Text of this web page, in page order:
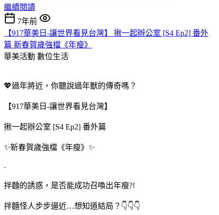
繼續閱讀
7年前
【917華美日-讓世界看見台灣】 揪一起辦公室 [S4 Ep2] 番外
篇 新春賀歲強檔《年瘦》
華美活動 數位生活
💖過年將近，你聽說過年獸的傳奇嗎？
【917華美日-讓世界看見台灣】
揪一起辦公室 [S4 Ep2] 番外篇
✨新春賀歲強檔《年瘦》✨
.
拌麵的誘惑，是否能成功召喚出年瘦?!
拌麵怪人步步逼近…想知道結局？👇👇👇